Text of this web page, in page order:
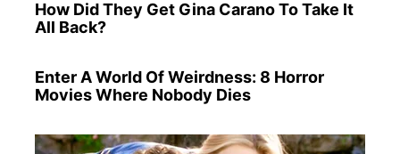
How Did They Get Gina Carano To Take It
All Back?
Enter A World Of Weirdness: 8 Horror
Movies Where Nobody Dies